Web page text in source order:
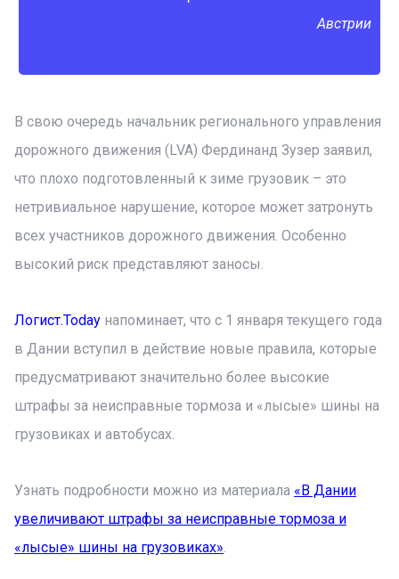
Австрии
В свою очередь начальник регионального управления
дорожного движения (LVA) Фердинанд Зузер заявил,
что плохо подготовленный к зиме грузовик – это
нетривиальное нарушение, которое может затронуть
всех участников дорожного движения. Особенно
высокий риск представляют заносы.
Логист.Today напоминает, что с 1 января текущего года
в Дании вступил в действие новые правила, которые
предусматривают значительно более высокие
штрафы за неисправные тормоза и «лысые» шины на
грузовиках и автобусах.
Узнать подробности можно из материала «В Дании
увеличивают штрафы за неисправные тормоза и
«лысые» шины на грузовиках».